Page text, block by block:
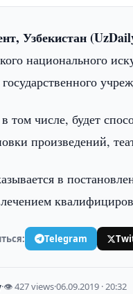
Узбекистан
национального
том числе, будет
произведений,
в
Telegram
·👁 427 views·06.09.2019 · 20:32